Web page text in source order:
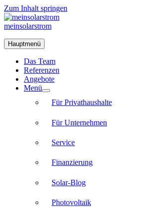
Zum Inhalt springen
meinsolarstrom
Hauptmenü
Das Team
Referenzen
Angebote
Menü
Für Privathaushalte
Für Unternehmen
Service
Finanzierung
Solar-Blog
Photovoltaik